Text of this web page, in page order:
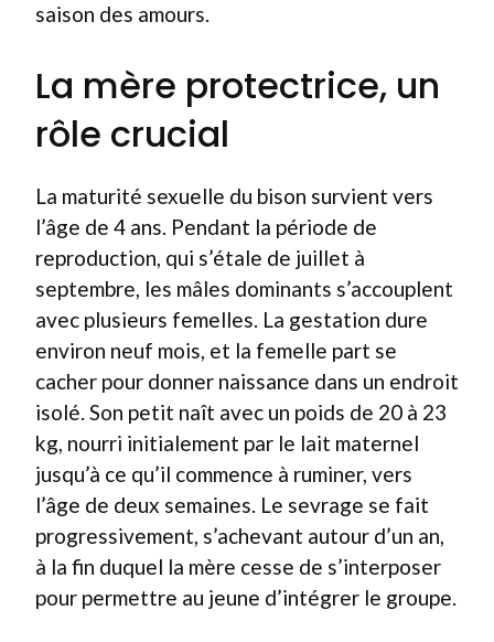
saison des amours.
La mère protectrice, un
rôle crucial
La maturité sexuelle du bison survient vers
l’âge de 4 ans. Pendant la période de
reproduction, qui s’étale de juillet à
septembre, les mâles dominants s’accouplent
avec plusieurs femelles. La gestation dure
environ neuf mois, et la femelle part se
cacher pour donner naissance dans un endroit
isolé. Son petit naît avec un poids de 20 à 23
kg, nourri initialement par le lait maternel
jusqu’à ce qu’il commence à ruminer, vers
l’âge de deux semaines. Le sevrage se fait
progressivement, s’achevant autour d’un an,
à la fin duquel la mère cesse de s’interposer
pour permettre au jeune d’intégrer le groupe.